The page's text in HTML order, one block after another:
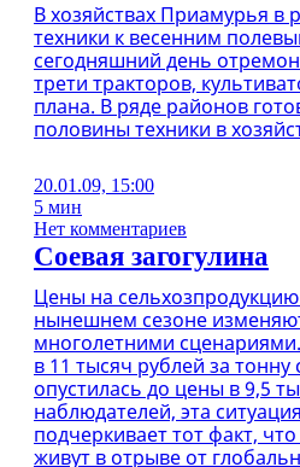
В хозяйствах Приамурья в
техники к весенним
сегодняшний день
трети тракторов,
плана. В ряде районов
половины техники в
20.01.09, 15:00
5 мин
Нет комментариев
Соевая загогулина
Цены на
нынешнем сезоне
многолетними
в 11 тысяч рублей за тонну
опустилась до цены в 9,5
наблюдателей, эта
подчеркивает тот факт,
живут в отрыве от